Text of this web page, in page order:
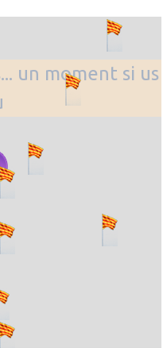
un moment si us